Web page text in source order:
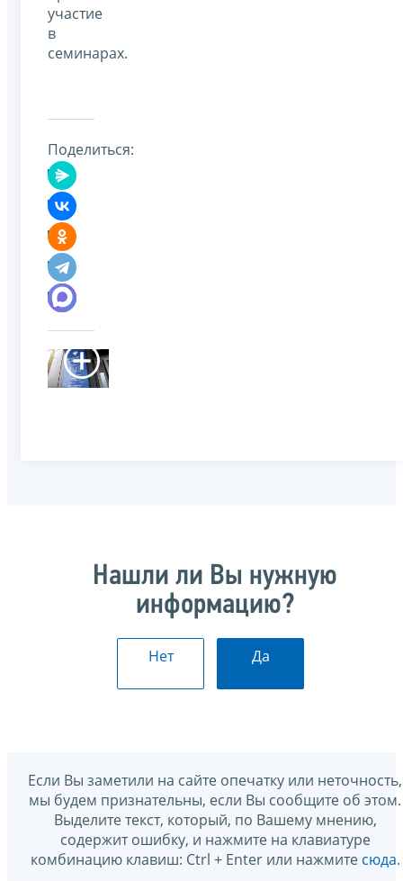
участие
в
семинарах.
Поделиться:
Нашли ли Вы нужную
информацию?
Нет Да
Если Вы заметили на сайте опечатку или неточность,
мы будем признательны, если Вы сообщите об этом.
Выделите текст, который, по Вашему мнению,
содержит ошибку, и нажмите на клавиатуре
комбинацию клавиш: Ctrl + Enter или нажмите сюда.